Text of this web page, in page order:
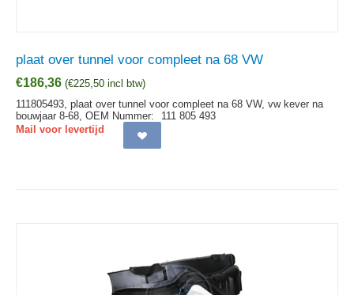
plaat over tunnel voor compleet na 68 VW
€186,36 (€225,50 incl btw)
111805493, plaat over tunnel voor compleet na 68 VW, vw kever na
bouwjaar 8-68, OEM Nummer:
111 805 493
Mail voor levertijd